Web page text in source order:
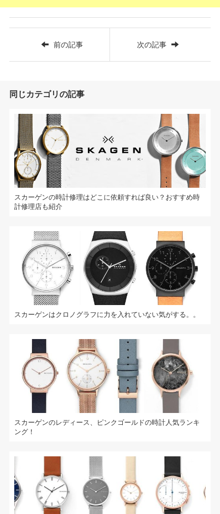
前の記事 次の記事
同じカテゴリの記事
スカーゲンの時計修理はどこに依頼すれば良い？おすすめ時
計修理店も紹介
スカーゲンはクロノグラフに力を入れていない気がする。。
スカーゲンのレディース、ピンクゴールドの時計人気ランキ
ング！